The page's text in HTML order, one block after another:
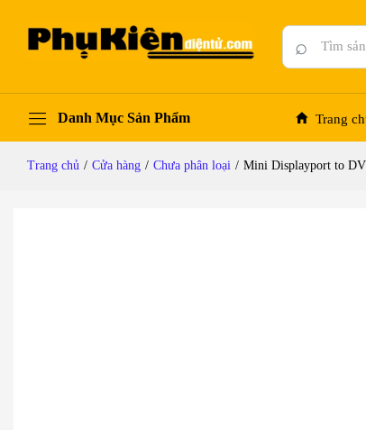
⌕
Danh Mục Sản Phẩm Trang
Trang chủ / Cửa hàng / Chưa phân loại / Mini Displayport to
Mô tả chi tiết Hỏi đáp